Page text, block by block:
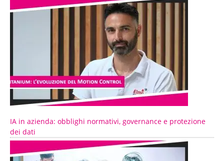
IA in azienda: obblighi normativi, governance e protezione
dei dati